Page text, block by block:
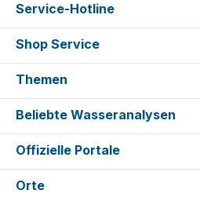
Service-Hotline
Shop Service
Themen
Beliebte Wasseranalysen
Offizielle Portale
Orte